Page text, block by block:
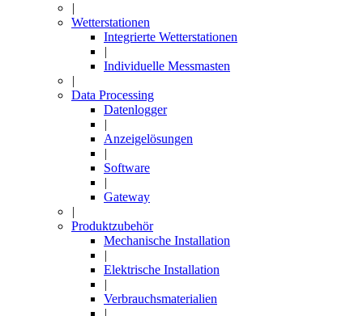
|
Wetterstationen
Integrierte Wetterstationen
|
Individuelle Messmasten
|
Data Processing
Datenlogger
|
Anzeigelösungen
|
Software
|
Gateway
|
Produktzubehör
Mechanische Installation
|
Elektrische Installation
|
Verbrauchsmaterialien
|